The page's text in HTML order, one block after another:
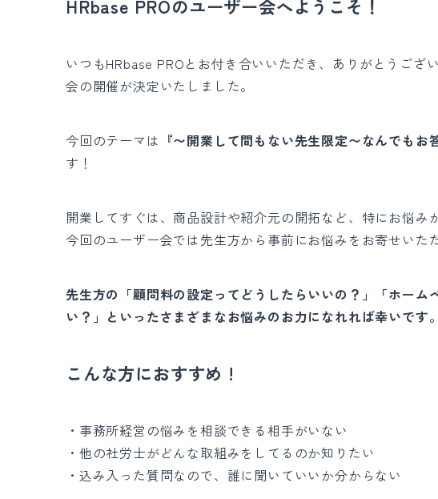
HRbase PROのユーザー会へようこそ！
いつもHRbase PROとお付き合いいただき、ありがとうござ
会の開催が決定いたしました。
今回のテーマは 『〜開業して間もない先生限定〜なんでもお
す！
開業してすぐは、商品設計や紹介元の開拓など、特にお悩み
今回のユーザー会では先生方から事前にお悩みをお寄せいた
先生方の「顧問料の設定ってどうしたらいいの？」「ホーム
い？」といったさまざまなお悩みのお力になれれば幸いです。
こんな方におすすめ !
・事務所経営の悩みを相談できる相手がいない
・他の社労士がどんな取組みをしてるのか知りたい
・込み入った質問なので、誰に聞いていいか分からない